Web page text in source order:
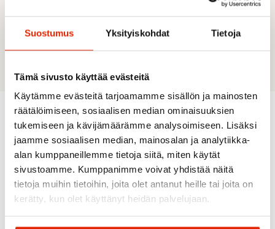
Suostumus Yksityiskohdat Tietoja
Tämä sivusto käyttää evästeitä
Käytämme evästeitä tarjoamamme sisällön ja mainosten
räätälöimiseen, sosiaalisen median ominaisuuksien
tukemiseen ja kävijämäärämme analysoimiseen. Lisäksi
jaamme sosiaalisen median, mainosalan ja analytiikka-
alan kumppaneillemme tietoja siitä, miten käytät
sivustoamme. Kumppanimme voivat yhdistää näitä
tietoja muihin tietoihin, joita olet antanut heille tai joita on
kerätty, kun olet käyttänyt heidän palvelujaan.
Packaged dimensions: 7 x 30 cm
Dimensions when opened: 40x30cm
Recommended for you
SALE